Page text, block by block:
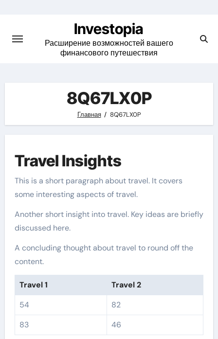
content
Investopia
Расширение возможностей вашего
финансового путешествия
8Q67LX0P
Главная 8Q67LX0P
Travel Insights
This is a short paragraph about travel. It covers
some interesting aspects of travel.
Another short insight into travel. Key ideas are briefly
discussed here.
A concluding thought about travel to round off the
content.
Travel 1
Travel 2
54
82
83
46